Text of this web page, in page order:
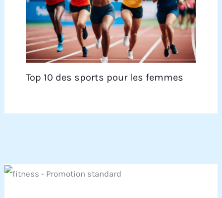
Même sans aller à la
salle, améliorez votre
forme à domicile.
Choisir VANNECT,
c’est choisir la
tranquillité d’esprit.
Top 10 des sports pour les femmes